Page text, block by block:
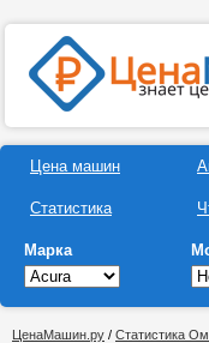
Цена машин
Статистика
Марка
ЦенаМашин.ру / Статистика